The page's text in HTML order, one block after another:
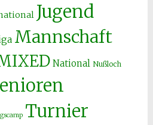
Jugend
Mannschaft
National Nußloch
Turnier